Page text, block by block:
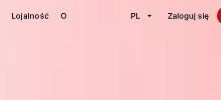
Lojalność O PL Zaloguj się